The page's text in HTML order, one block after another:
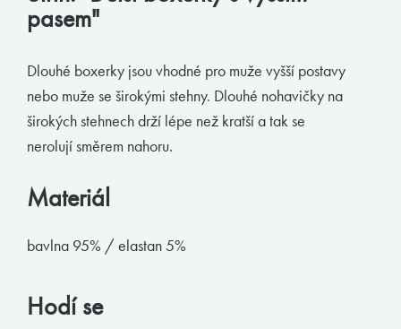
pasem"
Dlouhé boxerky jsou vhodné pro muže vyšší postavy
nebo muže se širokými stehny. Dlouhé nohavičky na
širokých stehnech drží lépe než kratší a tak se
nerolují směrem nahoru.
Materiál
bavlna 95% / elastan 5%
Hodí se
Muchachomalo
McAlson
Baldesarini
HOM
Manstore
Tommy Hilfiger
Ermenegildo Zegna
Calvin Klein